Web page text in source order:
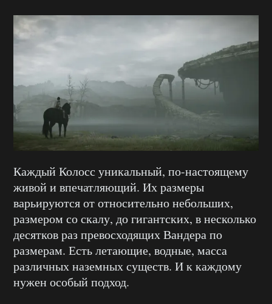
Каждый Колосс уникальный, по-настоящему
живой и впечатляющий. Их размеры
варьируются от относительно небольших,
размером со скалу, до гигантских, в несколько
десятков раз превосходящих Вандера по
размерам. Есть летающие, водные, масса
различных наземных существ. И к каждому
нужен особый подход.